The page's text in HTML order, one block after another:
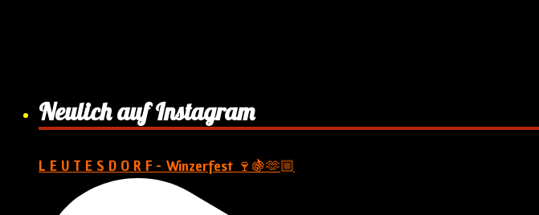
Neulich auf Instagram
L E U T E S D O R F - Winzerfest 🍷🍇🫶🏼